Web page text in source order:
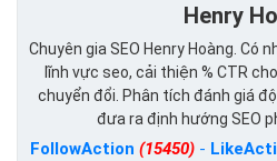
Henry
Chuyên gia SEO Henry Hoàng. Có
lĩnh vực seo, cải thiện % CTR
chuyển đổi. Phân tích đánh giá
đưa ra định hướng SEO
FollowAction (15450)-